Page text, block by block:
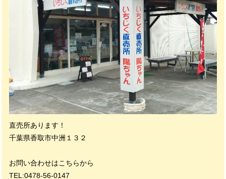
直売所あります！
千葉県香取市中洲１３２
お問い合わせはこちらから
TEL:0478-56-0147